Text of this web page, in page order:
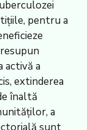
pentru a
activă a
extinderea
înaltă
a